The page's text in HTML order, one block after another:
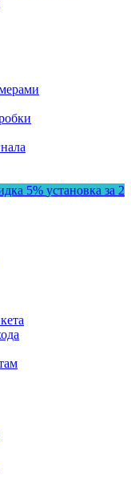
5% установка за 2